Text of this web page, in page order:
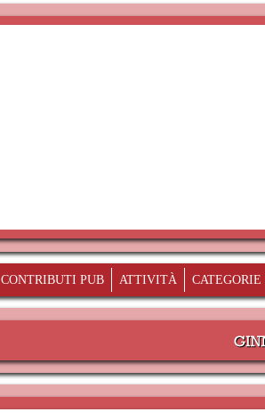
CONTRIBUTI PUB ATTIVITÀ CATEGORIE